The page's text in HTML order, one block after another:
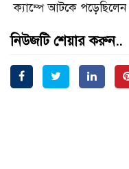
ক্যাম্পে আটকে পড়েছিলেন
নিউজটি শেয়ার করুন..